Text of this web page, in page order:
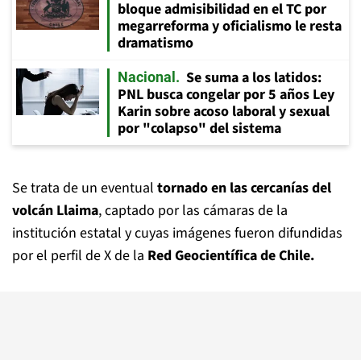
bloque admisibilidad en el TC por
megarreforma y oficialismo le resta
dramatismo
Nacional
Se suma a los latidos:
PNL busca congelar por 5 años Ley
Karin sobre acoso laboral y sexual
por "colapso" del sistema
Se trata de un eventual tornado en las cercanías del
volcán Llaima, captado por las cámaras de la
institución estatal y cuyas imágenes fueron difundidas
por el perfil de X de la Red Geocientífica de Chile.